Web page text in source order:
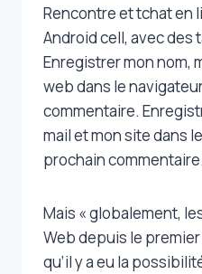
Rencontre et tchat en
Android cell, avec des
Enregistrer mon nom,
web dans le
commentaire.
mail et mon site dans
prochain commentaire.
Mais « globalement,
Web depuis le
qu’il y a eu la